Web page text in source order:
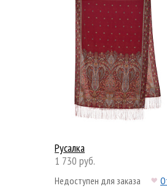
Русалка
1 730 руб.
Недоступен для заказа